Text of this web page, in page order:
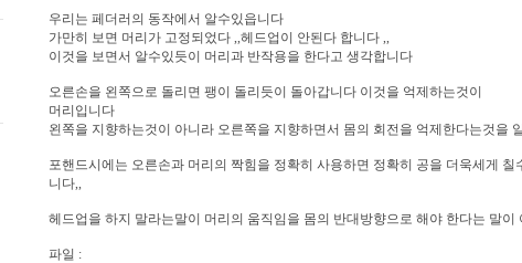
우리는 페더러의 동작에서 알수있읍니다
가만히 보면 머리가 고정되었다 ,,헤드업이 안된다 합니다 ,,
이것을 보면서 알수있듯이 머리과 반작용을 한다고 생각합니다
오른손을 왼쪽으로 돌리면 팽이 돌리듯이 돌아갑니다 이것을 억제하는것이
머리입니다
왼쪽을 지향하는것이 아니라 오른쪽을 지향하면서 몸의 회전을 억제한다는것을
포핸드시에는 오른손과 머리의 짝힘을 정확히 사용하면 정확히 공을 더욱세게
니다,,
헤드업을 하지 말라는말이 머리의 움직임을 몸의 반대방향으로 해야 한다는 말이
파일 :